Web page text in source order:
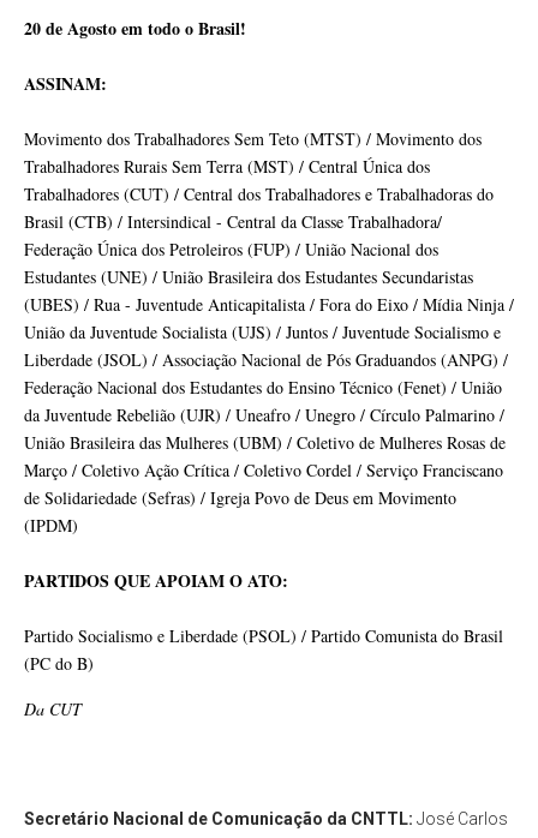
20 de Agosto em todo o Brasil!
ASSINAM:
Movimento dos Trabalhadores Sem Teto (MTST) / Movimento dos
Trabalhadores Rurais Sem Terra (MST) / Central Única dos
Trabalhadores (CUT) / Central dos Trabalhadores e Trabalhadoras do
Brasil (CTB) / Intersindical - Central da Classe Trabalhadora/
Federação Única dos Petroleiros (FUP) / União Nacional dos
Estudantes (UNE) / União Brasileira dos Estudantes Secundaristas
(UBES) / Rua - Juventude Anticapitalista / Fora do Eixo / Mídia Ninja /
União da Juventude Socialista (UJS) / Juntos / Juventude Socialismo e
Liberdade (JSOL) / Associação Nacional de Pós Graduandos (ANPG) /
Federação Nacional dos Estudantes do Ensino Técnico (Fenet) / União
da Juventude Rebelião (UJR) / Uneafro / Unegro / Círculo Palmarino /
União Brasileira das Mulheres (UBM) / Coletivo de Mulheres Rosas de
Março / Coletivo Ação Crítica / Coletivo Cordel / Serviço Franciscano
de Solidariedade (Sefras) / Igreja Povo de Deus em Movimento
(IPDM)
PARTIDOS QUE APOIAM O ATO:
Partido Socialismo e Liberdade (PSOL) / Partido Comunista do Brasil
(PC do B)
Da CUT
Secretário Nacional de Comunicação da CNTTL: José Carlos